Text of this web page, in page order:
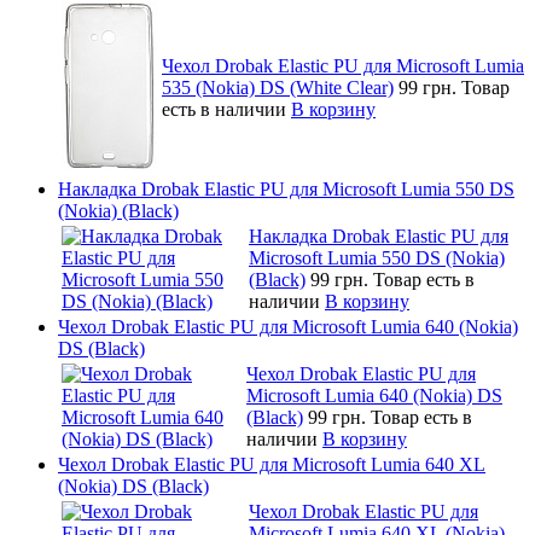
Чехол Drobak Elastic PU для Microsoft Lumia
535 (Nokia) DS (White Clear) 99 грн. Товар
есть в наличии В корзину
Накладка Drobak Elastic PU для Microsoft Lumia 550 DS
(Nokia) (Black)
Накладка Drobak Elastic PU для
Microsoft Lumia 550 DS (Nokia)
(Black) 99 грн. Товар есть в
наличии В корзину
Чехол Drobak Elastic PU для Microsoft Lumia 640 (Nokia)
DS (Black)
Чехол Drobak Elastic PU для
Microsoft Lumia 640 (Nokia) DS
(Black) 99 грн. Товар есть в
наличии В корзину
Чехол Drobak Elastic PU для Microsoft Lumia 640 XL
(Nokia) DS (Black)
Чехол Drobak Elastic PU для